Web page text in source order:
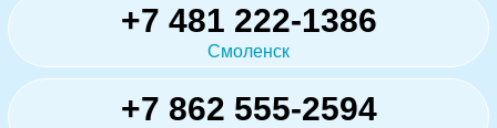
+7 481 222-1386
Смоленск
+7 862 555-2594